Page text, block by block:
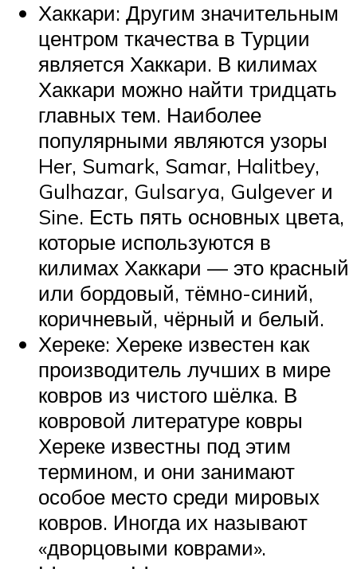
Хаккари: Другим значительным
центром ткачества в Турции
является Хаккари. В килимах
Хаккари можно найти тридцать
главных тем. Наиболее
популярными являются узоры
Her, Sumark, Samar, Halitbey,
Gulhazar, Gulsarya, Gulgever и
Sine. Есть пять основных цвета,
которые используются в
килимах Хаккари — это красный
или бордовый, тёмно-синий,
коричневый, чёрный и белый.
Хереке: Хереке известен как
производитель лучших в мире
ковров из чистого шёлка. В
ковровой литературе ковры
Хереке известны под этим
термином, и они занимают
особое место среди мировых
ковров. Иногда их называют
«дворцовыми коврами».